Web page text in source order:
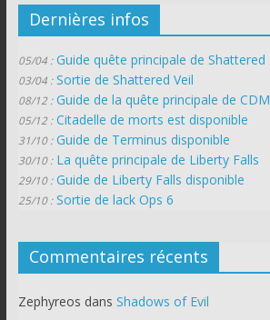
Dernières infos
05/04 : Guide quête principale de Shattered
03/04 : Sortie de Shattered Veil
08/12 : Guide de la quête principale de CDM
05/12 : Citadelle de morts est disponible
31/10 : Guide de Terminus disponible
30/10 : La quête principale de Liberty Falls
29/10 : Guide de Liberty Falls disponible
25/10 : Sortie de lack Ops 6
Commentaires récents
Zephyreos dans Shadows of Evil